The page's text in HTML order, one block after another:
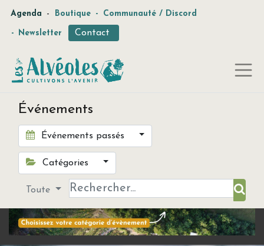
Agenda - Boutique - Communauté / Discord
- Newsletter Contact
Événements
Événements passés
Catégories
Toute